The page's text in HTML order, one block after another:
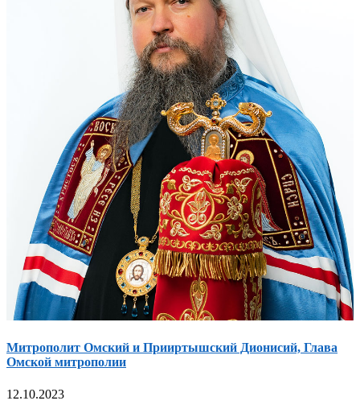
Митрополит Омский и Прииртышский Дионисий, Глава
Омской митрополии
12.10.2023